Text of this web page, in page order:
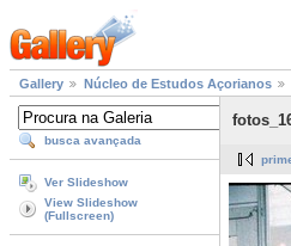
Gallery Núcleo de Estudos Açorianos
busca avançada
Ver Slideshow
View Slideshow
(Fullscreen)